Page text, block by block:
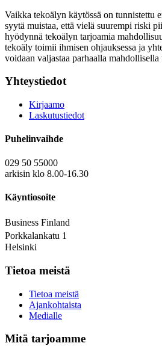
Vaikka tekoälyn käytössä on tunnistettu
syytä muistaa, että vielä suurempi riski
hyödynnä tekoälyn tarjoamia
tekoäly toimii ihmisen ohjauksessa ja
voidaan valjastaa parhaalla mahdollisella
Yhteystiedot
Kirjaamo
Laskutustiedot
Puhelinvaihde
029 50 55000
arkisin klo 8.00-16.30
Käyntiosoite
Business Finland
Porkkalankatu 1
Helsinki
Tietoa meistä
Tietoa meistä
Ajankohtaista
Medialle
Mitä tarjoamme